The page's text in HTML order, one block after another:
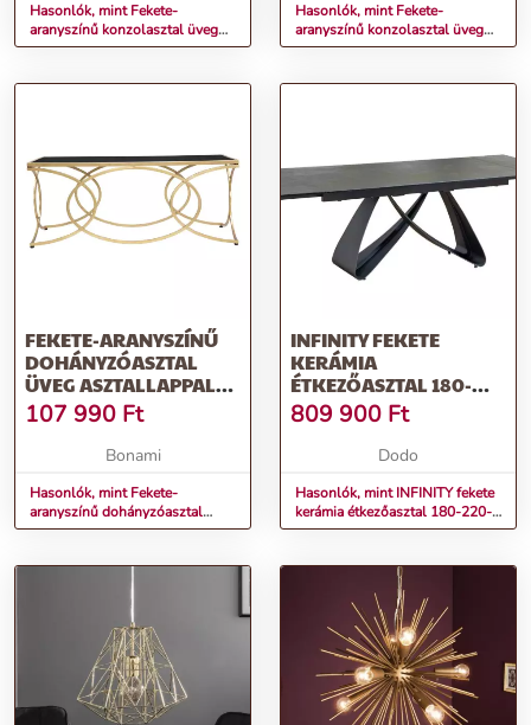
Hasonlók, mint Fekete-
aranyszínű konzolasztal üveg
asztallappal 40x120 cm Infinity
Hasonlók, mint Fekete-
aranyszínű konzolasztal üveg
asztallappal 40x160 cm Infinity
FEKETE-ARANYSZÍNŰ
DOHÁNYZÓASZTAL
ÜVEG ASZTALLAPPAL
60X110 CM INFINITY –
MAURO FERRETTI
107 990 Ft
Bonami
Hasonlók, mint Fekete-
aranyszínű dohányzóasztal
üveg asztallappal 60x110 cm
INFINITY FEKETE
KERÁMIA
ÉTKEZŐASZTAL 180-
220-260CM
809 900 Ft
Dodo
Hasonlók, mint INFINITY fekete
kerámia étkezőasztal 180-220-
260cm